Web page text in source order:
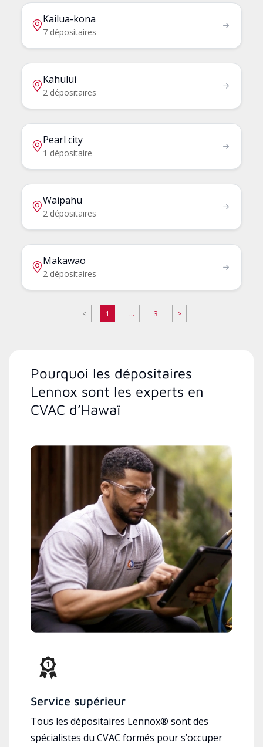
Kailua-kona
7 dépositaires
Kahului
2 dépositaires
Pearl city
1 dépositaire
Waipahu
2 dépositaires
Makawao
2 dépositaires
< 1 ... 3 >
Pourquoi les dépositaires
Lennox sont les experts en
CVAC d’Hawaï
Service supérieur
Tous les dépositaires Lennox® sont des
spécialistes du CVAC formés pour s’occuper